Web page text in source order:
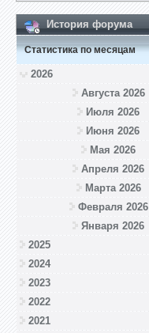
История форума
Статистика по месяцам
2026
Августа 2026
Июля 2026
Июня 2026
Мая 2026
Апреля 2026
Марта 2026
Февраля 2026
Января 2026
2025
2024
2023
2022
2021